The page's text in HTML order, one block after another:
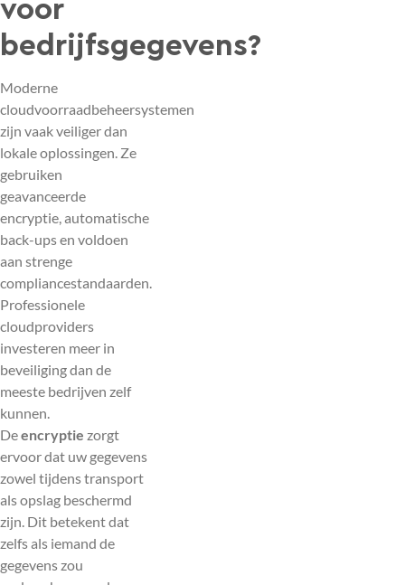
voor
bedrijfsgegevens?
Moderne
cloudvoorraadbeheersystemen
zijn vaak veiliger dan
lokale oplossingen. Ze
gebruiken
geavanceerde
encryptie, automatische
back-ups en voldoen
aan strenge
compliancestandaarden.
Professionele
cloudproviders
investeren meer in
beveiliging dan de
meeste bedrijven zelf
kunnen.
Deencryptie zorgt
ervoor dat uw gegevens
zowel tijdens transport
als opslag beschermd
zijn. Dit betekent dat
zelfs als iemand de
gegevens zou